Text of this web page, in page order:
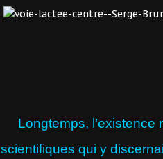
Longtemps, l’existence
scientifiques qui y